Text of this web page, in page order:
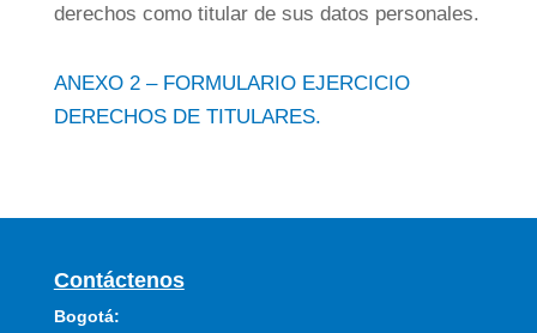
derechos como titular de sus datos personales.
ANEXO 2 – FORMULARIO EJERCICIO
DERECHOS DE TITULARES.
Contáctenos
Bogotá: